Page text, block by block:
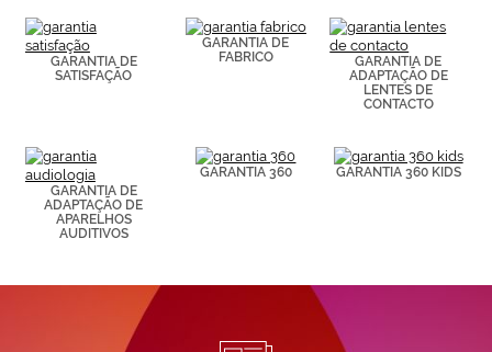
información en
nuestra
Política de
Cookies.
GARANTIA DE
SATISFAÇÃO
GARANTIA DE
FABRICO
GARANTIA DE
ADAPTAÇÃO DE
LENTES DE
CONTACTO
GARANTIA DE
ADAPTAÇÃO DE
APARELHOS
AUDITIVOS
GARANTIA 360 GARANTIA 360 KIDS